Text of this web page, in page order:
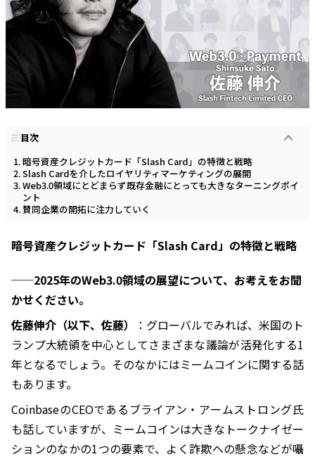
目次
暗号資産クレジットカード「Slash Card」の特徴と戦略
Slash Cardを介したロイヤリティマーケティングの展開
Web3.0領域にとどまらず既存金融にとっても大きなターニングポイ
ント
賛同企業の開拓に注力していく
暗号資産クレジットカード「Slash Card」の特徴と戦略
──2025年のWeb3.0領域の展望について、お考えをお聞
かせください。
佐藤伸介（以下、佐藤）
：グローバルでみれば、米国のト
ランプ大統領を中心としてさまざまな議論が活発化する1
年となるでしょう。そのなかにはミームコインに関する話
もあります。
CoinbaseのCEOであるブライアン・アームストロング氏
も話していますが、ミームコインは大きなトークナイゼー
ションのなかの1つの要素で、よく詐欺への懸念などが囁